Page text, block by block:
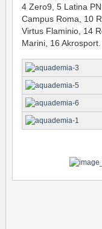
4 Zero9, 5 Latina
Campus Roma, 10
Virtus Flaminio, 14
Marini, 16 Akrosport.